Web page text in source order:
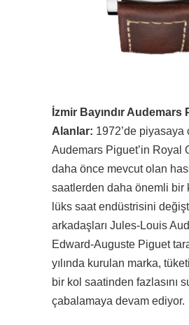
İzmir Bayındır Audemars
Alanlar: 1972’de piyasaya
Audemars Piguet’in Royal
daha önce mevcut olan
saatlerden daha önemli bir
lüks saat endüstrisini
arkadaşları Jules-Louis
Edward-Auguste Piguet
yılında kurulan marka,
bir kol saatinden fazlasını
çabalamaya devam ediyor.